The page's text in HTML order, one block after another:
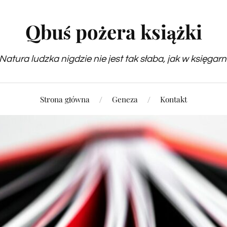
Qbuś pożera książki
ludzka nigdzie nie jest tak słaba, jak w
Strona główna Geneza Kontakt